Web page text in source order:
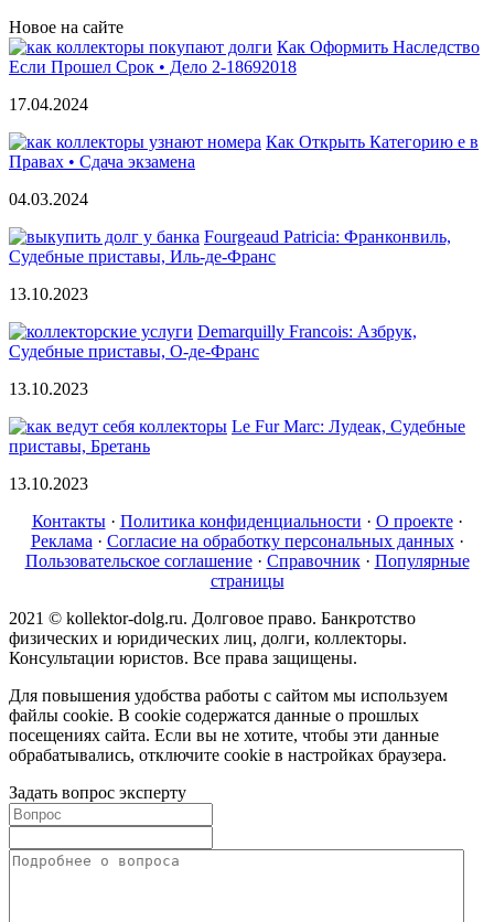
Новое на сайте
Как Оформить Наследство
Если Прошел Срок • Дело 2-18692018
17.04.2024
Как Открыть Категорию е в
Правах • Сдача экзамена
04.03.2024
Fourgeaud Patricia: Франконвиль,
Судебные приставы, Иль-де-Франс
13.10.2023
Demarquilly Francois: Азбрук,
Судебные приставы, О-де-Франс
13.10.2023
Le Fur Marc: Лудеак, Судебные
приставы, Бретань
13.10.2023
Контакты· Политика конфиденциальности · О проекте·
Реклама · Согласие на обработку персональных данных·
Пользовательское соглашение· Справочник· Популярные
страницы
2021 © kollektor-dolg.ru. Долговое право. Банкротство
физических и юридических лиц, долги, коллекторы.
Консультации юристов. Все права защищены.
Для повышения удобства работы с сайтом мы используем
файлы cookie. В cookie содержатся данные о прошлых
посещениях сайта. Если вы не хотите, чтобы эти данные
обрабатывались, отключите cookie в настройках браузера.
Задать вопрос эксперту